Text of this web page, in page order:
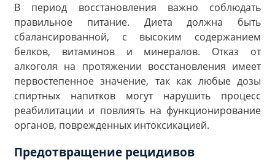
В период восстановления важно соблюдать
правильное питание. Диета должна быть
сбалансированной, с высоким содержанием
белков, витаминов и минералов. Отказ от
алкоголя на протяжении восстановления имеет
первостепенное значение, так как любые дозы
спиртных напитков могут нарушить процесс
реабилитации и повлиять на функционирование
органов, поврежденных интоксикацией.
Предотвращение рецидивов